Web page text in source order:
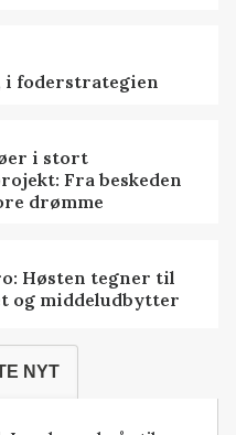
i foderstrategien
i stort
Fra beskeden
drømme
Høsten tegner til
og middeludbytter
NYT